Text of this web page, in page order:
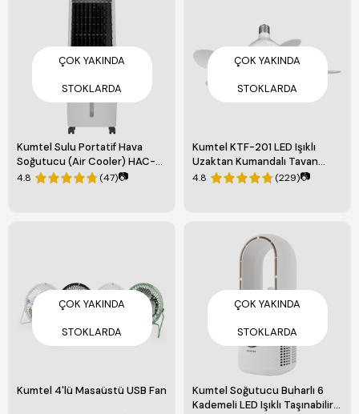
ÇOK YAKINDA
STOKLARDA
Kumtel Sulu Portatif Hava
Soğutucu (Air Cooler) HAC-
04
4.8 (47)📷
ÇOK YAKINDA
STOKLARDA
Kumtel KTF-201 LED Işıklı
Uzaktan Kumandalı Tavan
Vantilatörü
4.8 (229)📷
ÇOK YAKINDA
STOKLARDA
Kumtel 4'lü Masaüstü USB Fan
ÇOK YAKINDA
STOKLARDA
Kumtel Soğutucu Buharlı 6
Kademeli LED Işıklı Taşınabilir